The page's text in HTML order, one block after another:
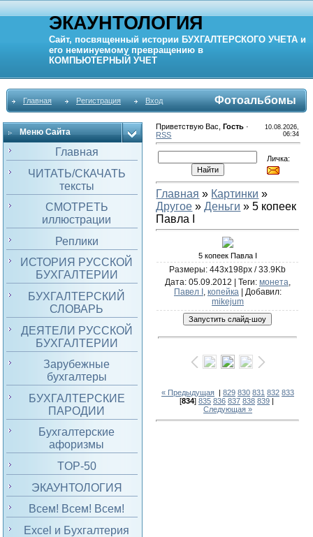
ЭКАУНТОЛОГИЯ
Сайт, посвященный истории БУХГАЛТЕРСКОГО УЧЕТА и
его неминуемому превращению в
КОМПЬЮТЕРНЫЙ УЧЕТ
Главная Регистрация Вход Фотоальбомы
Меню Сайта
Главная
ЧИТАТЬ/СКАЧАТЬ
тексты
СМОТРЕТЬ
иллюстрации
Реплики
ИСТОРИЯ РУССКОЙ
БУХГАЛТЕРИИ
БУХГАЛТЕРСКИЙ
СЛОВАРЬ
ДЕЯТЕЛИ РУССКОЙ
БУХГАЛТЕРИИ
Зарубежные
бухгалтеры
БУХГАЛТЕРСКИЕ
ПАРОДИИ
Бухгалтерские
афоризмы
TOP-50
ЭКАУНТОЛОГИЯ
Всем! Всем! Всем!
Excel и Бухгалтерия
Приветствую Вас ,Гость ·
RSS
10.08.2026,
06:34
Личка:
Главная » Картинки »
Другое »Деньги » 5 копеек
Павла I
5 копеек Павла I
Размеры: 443x198px / 33.9Kb
Дата: 05.09.2012 | Теги: монета,
Павел I , копейка| Добавил:
mikejum
« Предыдущая| 829 830 831 832 833
[834] 835 836 837 838 839|
Следующая »